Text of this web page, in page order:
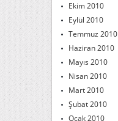
Ekim 2010
Eylül 2010
Temmuz 2010
Haziran 2010
Mayıs 2010
Nisan 2010
Mart 2010
Şubat 2010
Ocak 2010